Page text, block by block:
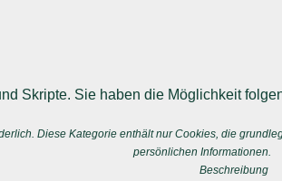
Skripte. Sie haben die Möglichkeit
Diese Kategorie enthält nur Cookies, die
persönlichen Informationen.
Beschreibung